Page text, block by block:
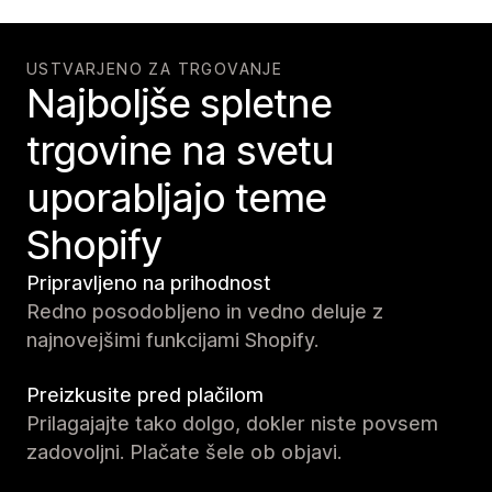
USTVARJENO ZA TRGOVANJE
Najboljše spletne
trgovine na svetu
uporabljajo teme
Shopify
Pripravljeno na prihodnost
Redno posodobljeno in vedno deluje z
najnovejšimi funkcijami Shopify.
Preizkusite pred plačilom
Prilagajajte tako dolgo, dokler niste povsem
zadovoljni. Plačate šele ob objavi.